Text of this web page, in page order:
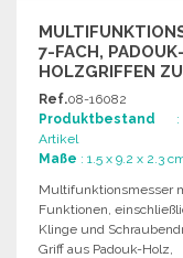
7-FACH, PADOUK-
HOLZGRIFFEN ZU
Ref.08-16082
Produktbestand :
Artikel
Maße : 1.5 x 9.2 x 2.3
Multifunktionsmesser
Funktionen,
Klinge und
Griff aus Padouk-Holz,